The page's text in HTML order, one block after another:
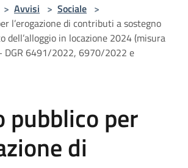
> Avvisi > Sociale >
l’erogazione di contributi a sostegno
dell’alloggio in locazione 2024 (misura
DGR 6491/2022, 6970/2022 e
pubblico per
di